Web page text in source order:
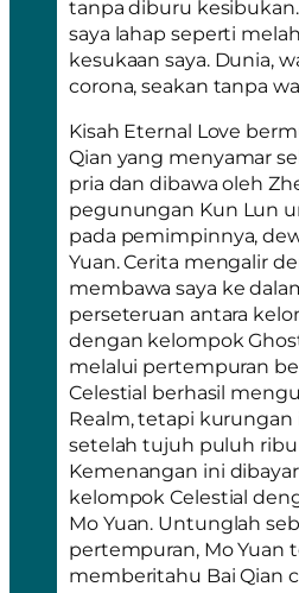
tanpa diburu
saya lahap seperti
kesukaan saya. Dunia,
corona, seakan tanpa
Kisah Eternal Love
Qian yang menyamar
pria dan dibawa oleh
pegunungan Kun Lun
pada pemimpinnya,
Yuan. Cerita mengalir
membawa saya ke
perseteruan antara
dengan kelompok
melalui pertempuran
Celestial berhasil
Realm, tetapi kurungan
setelah tujuh puluh
Kemenangan ini
kelompok Celestial
Mo Yuan. Untunglah
pertempuran, Mo Yuan
memberitahu Bai Qian